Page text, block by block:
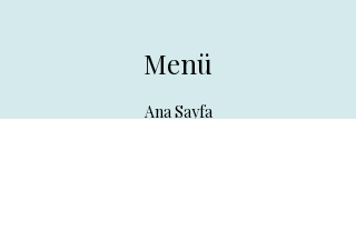
Menü
Ana Sayfa